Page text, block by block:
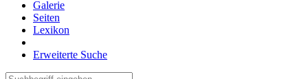
Galerie
Seiten
Lexikon
Erweiterte Suche